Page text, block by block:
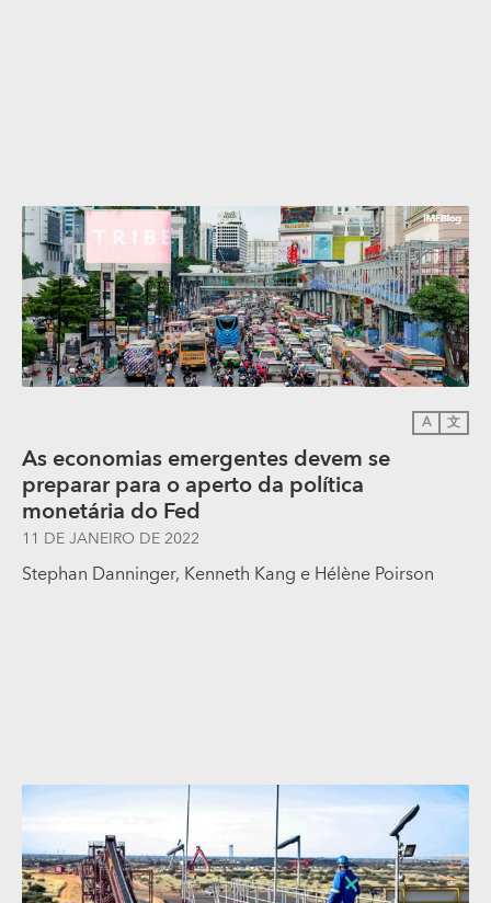
A 文
As economias emergentes devem se
preparar para o aperto da política
monetária do Fed
11 DE JANEIRO DE 2022
Stephan Danninger, Kenneth Kang eHélène Poirson